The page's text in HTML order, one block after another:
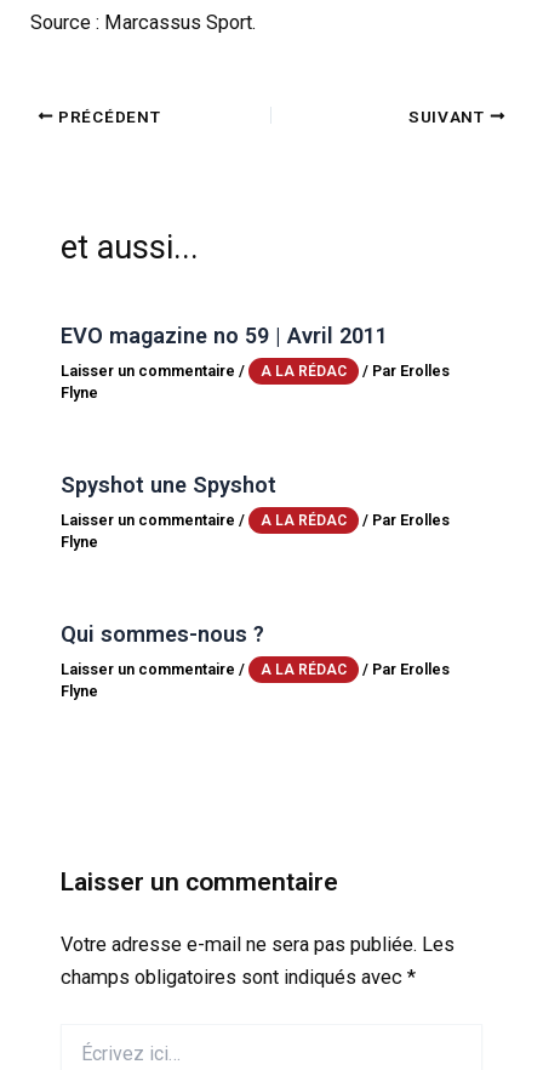
Source : Marcassus Sport.
PRÉCÉDENT SUIVANT
et aussi...
EVO magazine no 59 | Avril 2011
Laisser un commentaire / A LA RÉDAC / Par Erolles
Flyne
Spyshot une Spyshot
Laisser un commentaire / A LA RÉDAC / Par Erolles
Flyne
Qui sommes-nous ?
Laisser un commentaire / A LA RÉDAC / Par Erolles
Flyne
Laisser un commentaire
Votre adresse e-mail ne sera pas publiée. Les
champs obligatoires sont indiqués avec *
ici…